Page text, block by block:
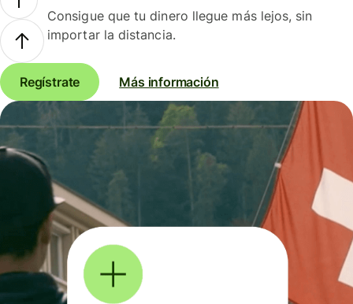
Consigue que tu dinero llegue más lejos, sin
importar la distancia.
Regístrate Más información